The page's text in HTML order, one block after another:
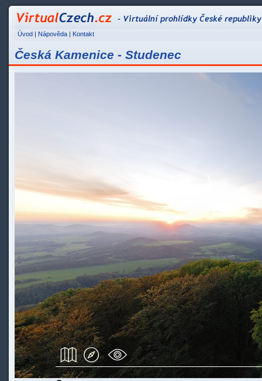
VirtualCzech.cz -
Úvod | Nápověda | Kontakt
Česká Kamenice - Studenec